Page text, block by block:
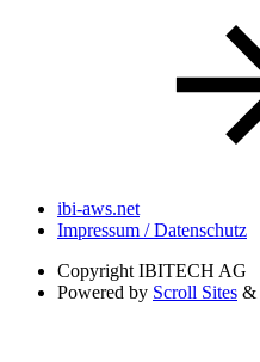
ibi-aws.net
Impressum / Datenschutz
Copyright IBITECH AG
Powered by Scroll Sites &